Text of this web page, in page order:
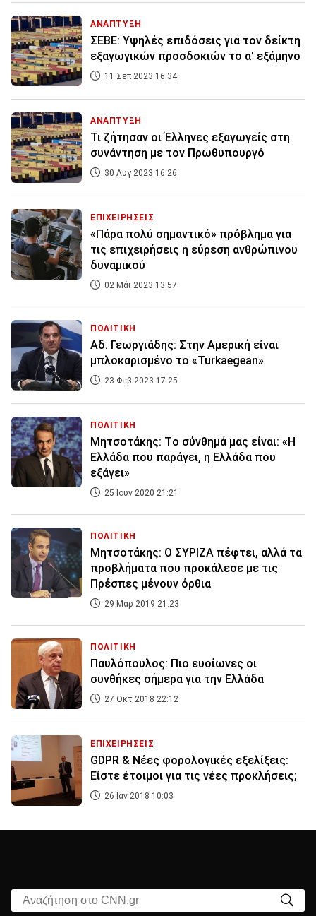
ΑΝΑΠΤΥΞΗ
ΣΕΒΕ: Υψηλές επιδόσεις για τον δείκτη
εξαγωγικών προσδοκιών το α' εξάμηνο
11 Σεπ 2023 16:34
ΑΝΑΠΤΥΞΗ
Τι ζήτησαν οι Έλληνες εξαγωγείς στη
συνάντηση με τον Πρωθυπουργό
30 Αυγ 2023 16:26
ΕΠΙΧΕΙΡΗΣΕΙΣ
«Πάρα πολύ σημαντικό» πρόβλημα για
τις επιχειρήσεις η εύρεση ανθρώπινου
δυναμικού
02 Μάι 2023 13:57
ΠΟΛΙΤΙΚΗ
Αδ. Γεωργιάδης: Στην Αμερική είναι
μπλοκαρισμένο το «Turkaegean»
23 Φεβ 2023 17:25
ΠΟΛΙΤΙΚΗ
Μητσοτάκης: Tο σύνθημά μας είναι: «Η
Ελλάδα που παράγει, η Ελλάδα που
εξάγει»
25 Ιουν 2020 21:21
ΠΟΛΙΤΙΚΗ
Μητσοτάκης: Ο ΣΥΡΙΖΑ πέφτει, αλλά τα
προβλήματα που προκάλεσε με τις
Πρέσπες μένουν όρθια
29 Μαρ 2019 21:23
ΠΟΛΙΤΙΚΗ
Παυλόπουλος: Πιο ευοίωνες οι
συνθήκες σήμερα για την Ελλάδα
27 Οκτ 2018 22:12
ΕΠΙΧΕΙΡΗΣΕΙΣ
GDPR & Νέες φορολογικές εξελίξεις:
Είστε έτοιμοι για τις νέες προκλήσεις;
26 Ιαν 2018 10:03
Αναζήτηση στο CNN.gr